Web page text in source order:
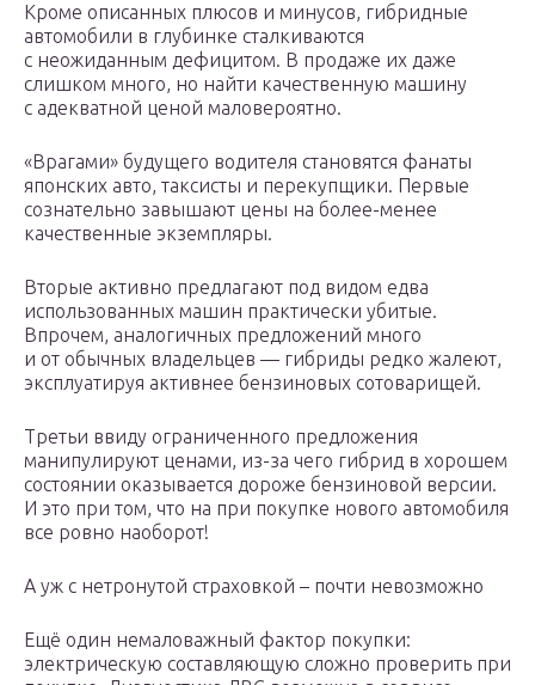
Кроме описанных плюсов и минусов, гибридные
автомобили в глубинке сталкиваются
с неожиданным дефицитом. В продаже их даже
слишком много, но найти качественную машину
с адекватной ценой маловероятно.
«Врагами» будущего водителя становятся фанаты
японских авто, таксисты и перекупщики. Первые
сознательно завышают цены на более-менее
качественные экземпляры.
Вторые активно предлагают под видом едва
использованных машин практически убитые.
Впрочем, аналогичных предложений много
и от обычных владельцев — гибриды редко жалеют,
эксплуатируя активнее бензиновых сотоварищей.
Третьи ввиду ограниченного предложения
манипулируют ценами, из-за чего гибрид в хорошем
состоянии оказывается дороже бензиновой версии.
И это при том, что на при покупке нового автомобиля
все ровно наоборот!
А уж с нетронутой страховкой – почти невозможно
Ещё один немаловажный фактор покупки:
электрическую составляющую сложно проверить при